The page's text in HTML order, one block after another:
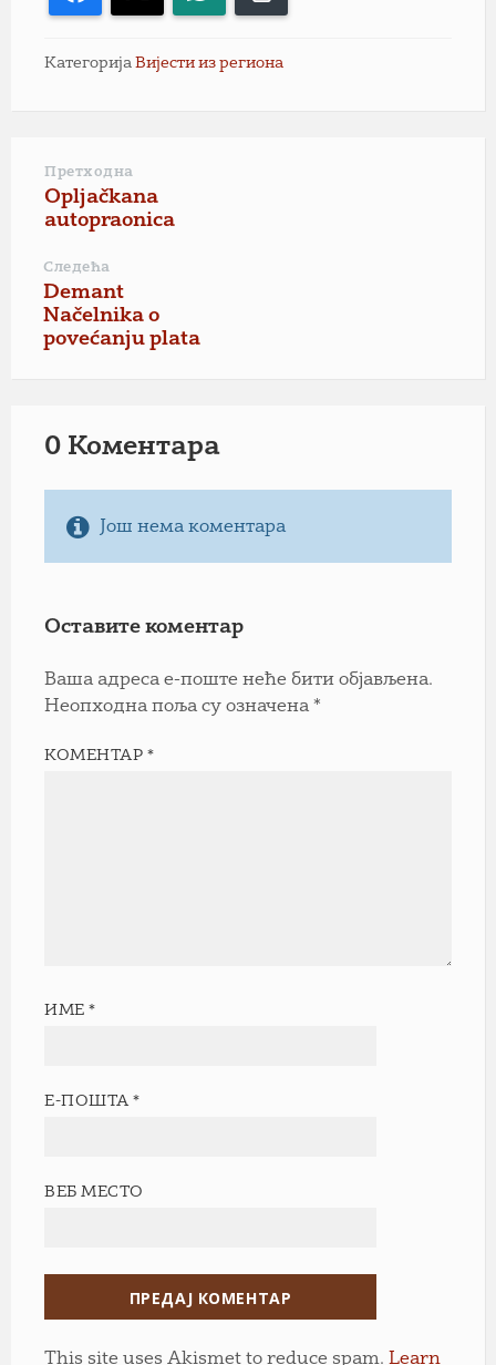
Категорија Вијести из региона
Претходна
Opljačkana
autopraonica
Следећа
Demant
Načelnika o
povećanju plata
0 Коментарa
Још нема коментара
Оставите коментар
Ваша адреса е-поште неће бити објављена.
Неопходна поља су означена *
КОМЕНТАР*
ИМЕ*
Е-ПОШТА*
ВЕБ МЕСТО
This site uses Akismet to reduce spam. Learn